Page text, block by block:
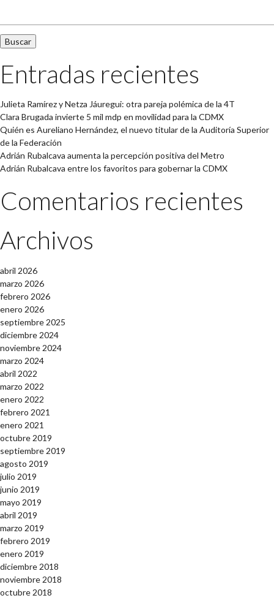
Entradas recientes
Julieta Ramírez y Netza Jáuregui: otra pareja polémica de la 4T
Clara Brugada invierte 5 mil mdp en movilidad para la CDMX
Quién es Aureliano Hernández, el nuevo titular de la Auditoría Superior
de la Federación
Adrián Rubalcava aumenta la percepción positiva del Metro
Adrián Rubalcava entre los favoritos para gobernar la CDMX
Comentarios recientes
Archivos
abril 2026
marzo 2026
febrero 2026
enero 2026
septiembre 2025
diciembre 2024
noviembre 2024
marzo 2024
abril 2022
marzo 2022
enero 2022
febrero 2021
enero 2021
octubre 2019
septiembre 2019
agosto 2019
julio 2019
junio 2019
mayo 2019
abril 2019
marzo 2019
febrero 2019
enero 2019
diciembre 2018
noviembre 2018
octubre 2018